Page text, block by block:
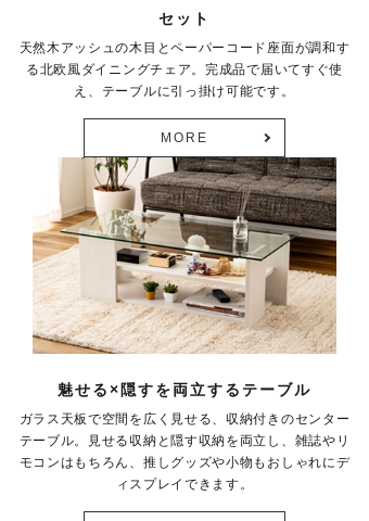
セット
天然木アッシュの木目とペーパーコード座面が調和す
る北欧風ダイニングチェア。完成品で届いてすぐ使
え、テーブルに引っ掛け可能です。
MORE
魅せる×隠すを両立するテーブル
ガラス天板で空間を広く見せる、収納付きのセンター
テーブル。見せる収納と隠す収納を両立し、雑誌やリ
モコンはもちろん、推しグッズや小物もおしゃれにデ
ィスプレイできます。